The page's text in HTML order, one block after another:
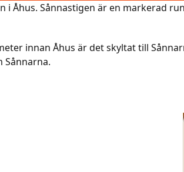
Åhus. Sånnastigen är en markerad
innan Åhus är det skyltat till
Sånnarna.